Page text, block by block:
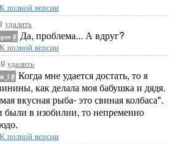
К полной версии
удалить
# Да, проблема... А вдруг?
К полной версии
удалить
# Когда мне удается достать, то я
как делала моя бабушка и дядя.
вкусная рыба- это свиная колбаса".
в изобилии, то непременно
К полной версии